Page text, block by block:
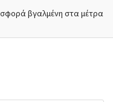
βγαλμένη στα μέτρα